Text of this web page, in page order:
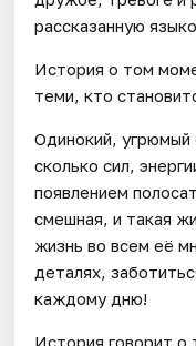
рассказанную
История о том
теми, кто
Одинокий, угрюмый
сколько сил,
появлением
смешная, и такая
жизнь во всем её
деталях,
каждому дню!
История говорит о